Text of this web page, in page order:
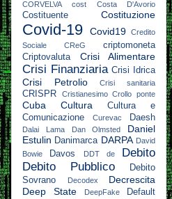
CORVELVA
cost Costa D'Avorio
Costituente Costituzione
Covid-19 Covid19
Credito
Sociale
CReG
criptomoneta
Criptovaluta
Crisi Alimentare
Crisi Finanziaria Crisi Idrica
Crisi Petrolio Crisi sanitaria
CRISPR Cristianesimo Crollo ponte
Cuba Cultura
Cultura e
Comunicazione
Curevac Daesh
Dalai Lama Dan Olmsted
Daniel
Estulin Danimarca DARPA David
Bowie
Davos DDT de
Debito
Debito Pubblico
Debito
Sovrano
Decodex
Decrescita
Deep State
DeepFake Default